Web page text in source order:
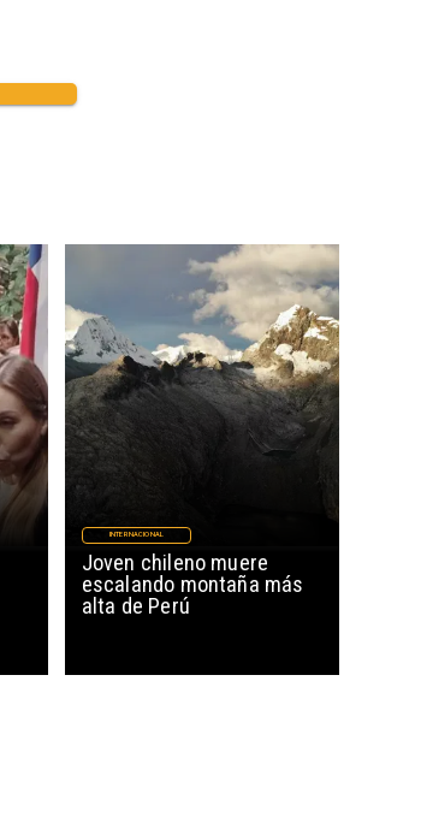
Joven chileno muere
escalando montaña más
alta de Perú
INTERNACIONAL